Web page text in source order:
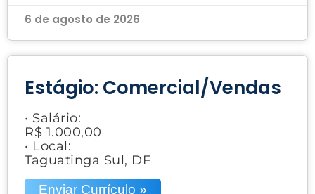
6 de agosto de 2026
Estágio: Comercial/Vendas
• Salário:
R$ 1.000,00
• Local:
Taguatinga Sul, DF
Enviar Currículo »